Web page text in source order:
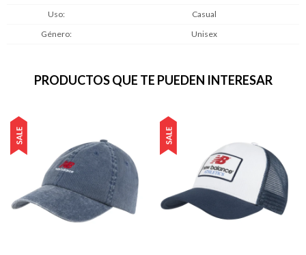
Uso
Casual
Género
Unisex
PRODUCTOS QUE TE PUEDEN INTERESAR